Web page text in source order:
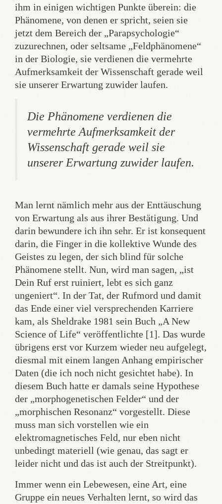
ihm in einigen wichtigen Punkte überein: die
Phänomene, von denen er spricht, seien sie
jetzt dem Bereich der „Parapsychologie“
zuzurechnen, oder seltsame „Feldphänomene“
in der Biologie, sie verdienen die vermehrte
Aufmerksamkeit der Wissenschaft gerade weil
sie unserer Erwartung zuwider laufen.
Die Phänomene verdienen die
vermehrte Aufmerksamkeit der
Wissenschaft gerade weil sie
unserer Erwartung zuwider laufen.
Man lernt nämlich mehr aus der Enttäuschung
von Erwartung als aus ihrer Bestätigung. Und
darin bewundere ich ihn sehr. Er ist konsequent
darin, die Finger in die kollektive Wunde des
Geistes zu legen, der sich blind für solche
Phänomene stellt. Nun, wird man sagen, „ist
Dein Ruf erst ruiniert, lebt es sich ganz
ungeniert“. In der Tat, der Rufmord und damit
das Ende einer viel versprechenden Karriere
kam, als Sheldrake 1981 sein Buch „A New
Science of Life“ veröffentlichte [1]. Das wurde
übrigens erst vor Kurzem wieder neu aufgelegt,
diesmal mit einem langen Anhang empirischer
Daten (die ich noch nicht gesichtet habe). In
diesem Buch hatte er damals seine Hypothese
der „morphogenetischen Felder“ und der
„morphischen Resonanz“ vorgestellt. Diese
muss man sich vorstellen wie ein
elektromagnetisches Feld, nur eben nicht
unbedingt materiell (wie genau, das sagt er
leider nicht und das ist auch der Streitpunkt).
Immer wenn ein Lebewesen, eine Art, eine
Gruppe ein neues Verhalten lernt, so wird das